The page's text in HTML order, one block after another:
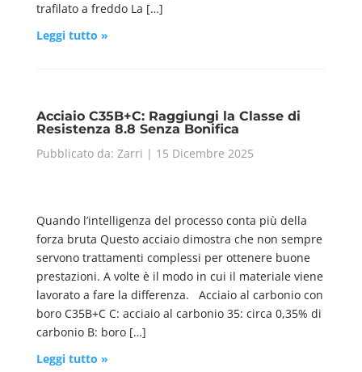
trafilato a freddo La […]
Leggi tutto »
Acciaio C35B+C: Raggiungi la Classe di
Resistenza 8.8 Senza Bonifica
Pubblicato da: Zarri | 15 Dicembre 2025
Quando l’intelligenza del processo conta più della
forza bruta Questo acciaio dimostra che non sempre
servono trattamenti complessi per ottenere buone
prestazioni. A volte è il modo in cui il materiale viene
lavorato a fare la differenza. Acciaio al carbonio con
boro C35B+C C: acciaio al carbonio 35: circa 0,35% di
carbonio B: boro […]
Leggi tutto »